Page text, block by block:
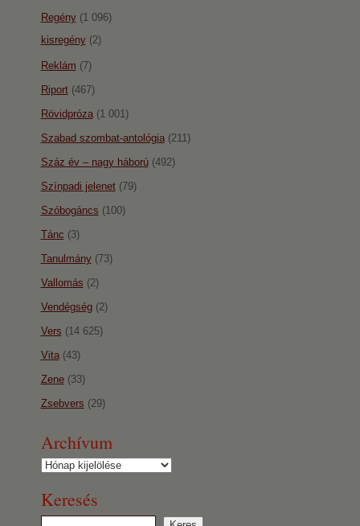
Regény(1 096)
kisregény(2)
Reklám (7)
Riport(467)
Rövidpróza(1 001)
Szabad szombat-antológia(211)
Száz év – nagy háború(492)
Színpadi jelenet(79)
Szóbogáncs (100)
Tánc (3)
Tanulmány(73)
Vallomás (2)
Vendégség(2)
Vers (14 625)
Vita(43)
Zene(33)
Zsebvers (29)
Archívum
Archívum
Keresés